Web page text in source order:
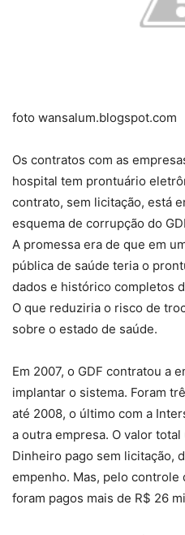
foto wansalum.blogspot.com
Os contratos com as
hospital tem prontuário
contrato, sem licitação, está
esquema de corrupção do
A promessa era de que em
pública de saúde teria o
dados e histórico completos
O que reduziria o risco de
sobre o estado de saúde.
Em 2007, o GDF contratou a
implantar o sistema. Foram
até 2008, o último com a
a outra empresa. O valor
Dinheiro pago sem licitação,
empenho. Mas, pelo controle
foram pagos mais de R$ 26